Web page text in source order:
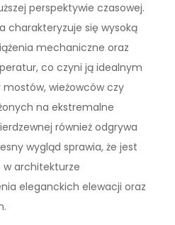
perspektywie czasowej.
charakteryzuje się wysoką
mechaniczne oraz
co czyni ją idealnym
wieżowców czy
na ekstremalne
również odgrywa
wygląd sprawia, że jest
w architekturze
eleganckich elewacji oraz